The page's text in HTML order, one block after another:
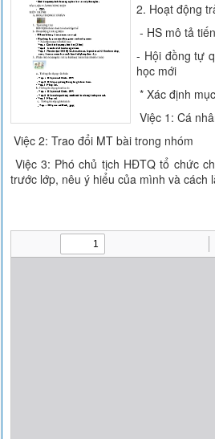
2. Hoạt động
- HS mô tả
- Hội đồng tự
học mới
* Xác định
Việc 1: Cá
Việc 2: Trao đổi MT bài trong nhóm
Việc 3: Phó chủ tịch HĐTQ tổ chức
trước lớp, nêu ý hiểu của mình và cách